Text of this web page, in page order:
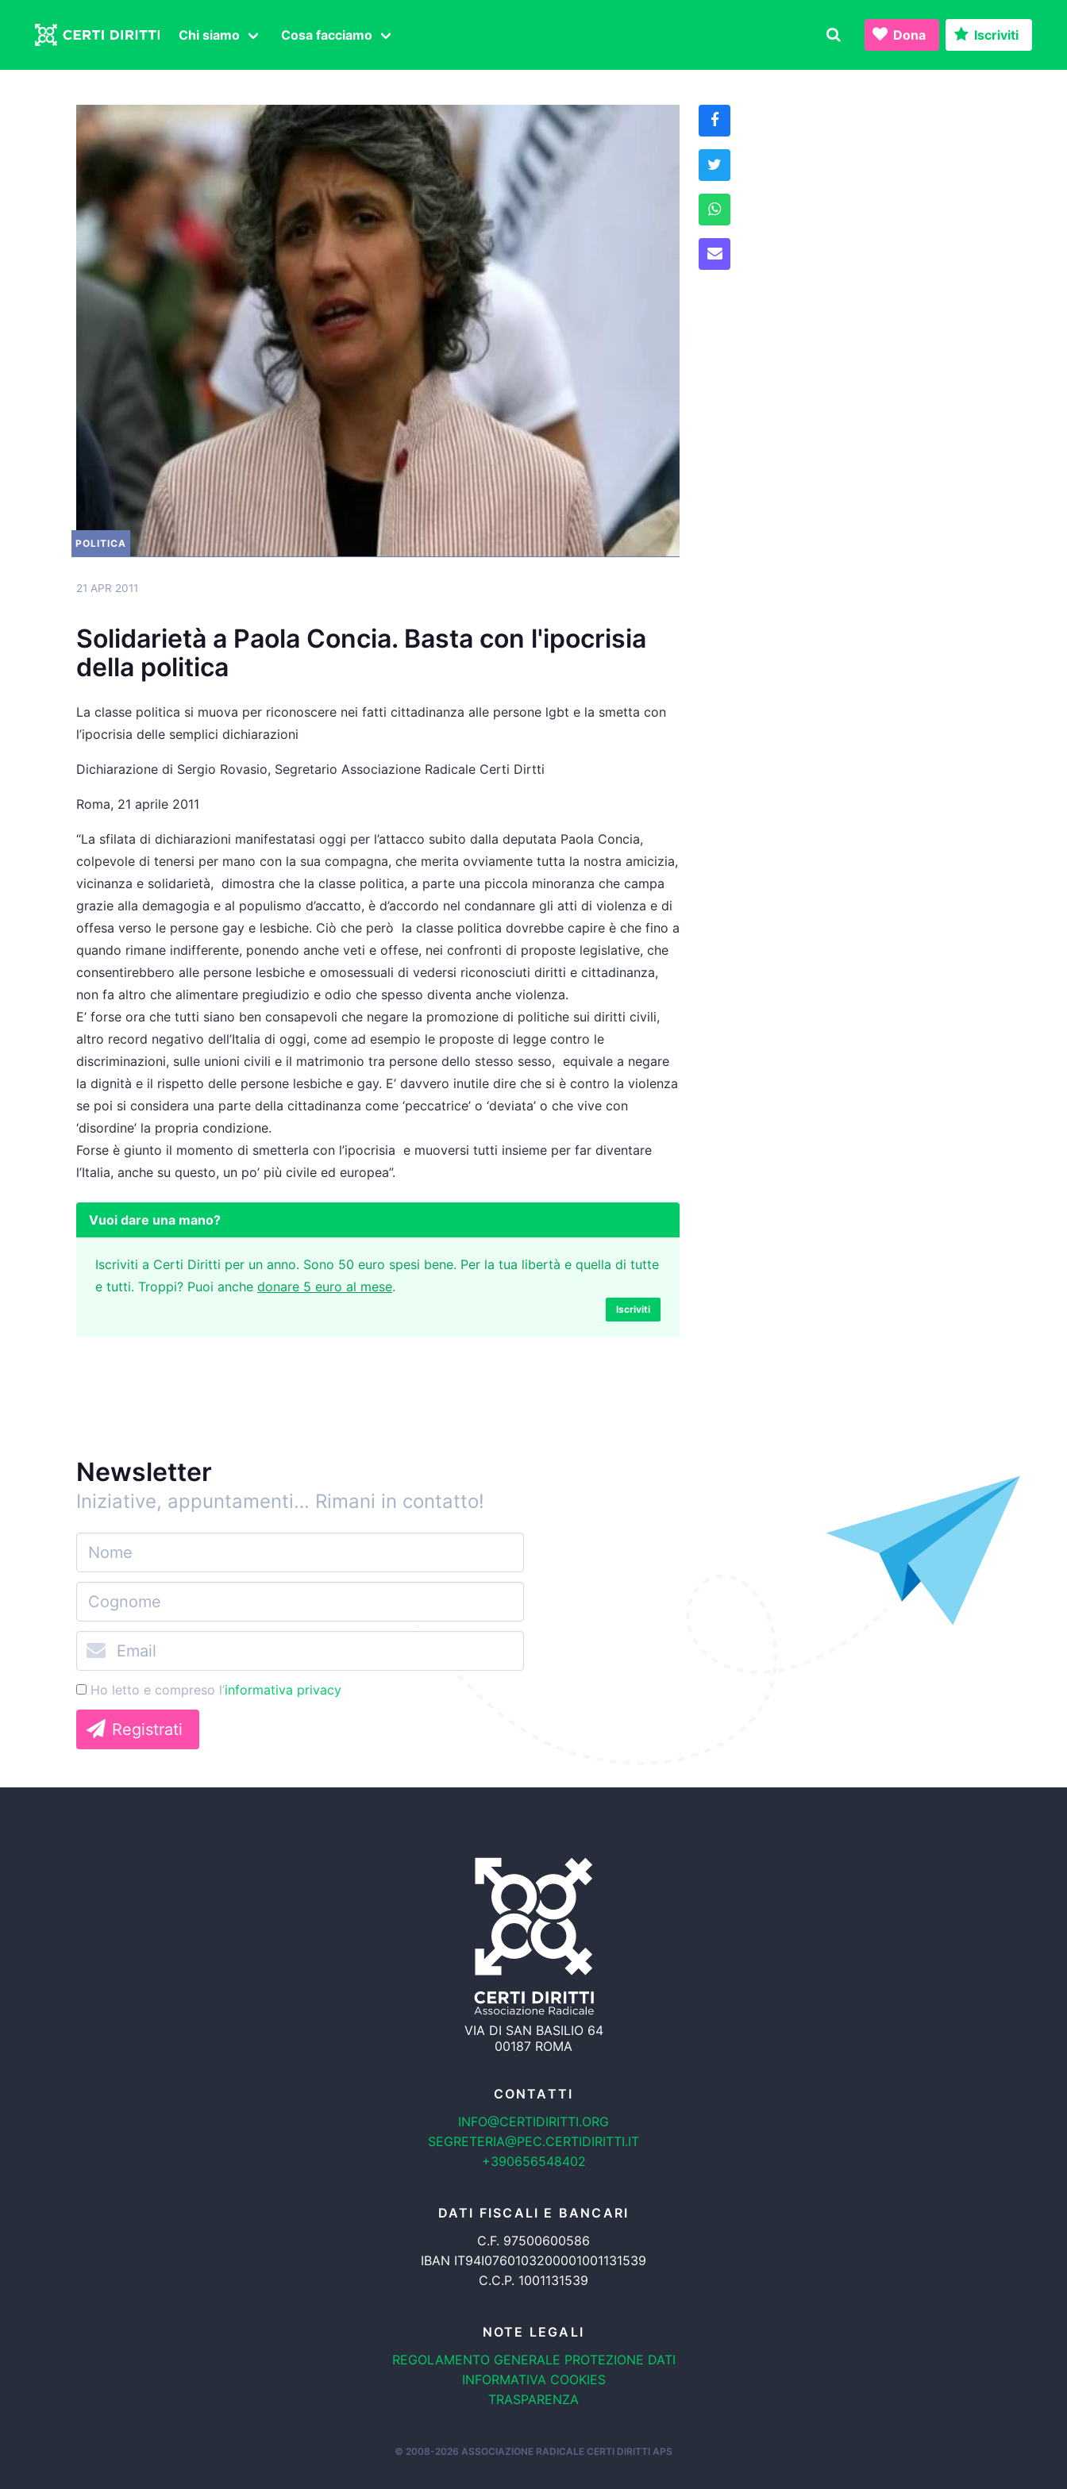
Chi siamo
Organi in carica
Congressi
Cosa facciamo
Transgender
Diritto di famiglia
Lavoro sessuale
Salute sessuale
Transnazionale
Politica
Fuor di Pagina
Dona Iscriviti
POLITICA
21 APR 2011
Solidarietà a Paola Concia. Basta con l'ipocrisia
della politica
La classe politica si muova per riconoscere nei fatti cittadinanza alle persone lgbt e la smetta con
l’ipocrisia delle semplici dichiarazioni
Dichiarazione di Sergio Rovasio, Segretario Associazione Radicale Certi Dirtti
Roma, 21 aprile 2011
“La sfilata di dichiarazioni manifestatasi oggi per l’attacco subito dalla deputata Paola Concia,
colpevole di tenersi per mano con la sua compagna, che merita ovviamente tutta la nostra amicizia,
vicinanza e solidarietà, dimostra che la classe politica, a parte una piccola minoranza che campa
grazie alla demagogia e al populismo d’accatto, è d’accordo nel condannare gli atti di violenza e di
offesa verso le persone gay e lesbiche. Ciò che però la classe politica dovrebbe capire è che fino a
quando rimane indifferente, ponendo anche veti e offese, nei confronti di proposte legislative, che
consentirebbero alle persone lesbiche e omosessuali di vedersi riconosciuti diritti e cittadinanza,
non fa altro che alimentare pregiudizio e odio che spesso diventa anche violenza.
E’ forse ora che tutti siano ben consapevoli che negare la promozione di politiche sui diritti civili,
altro record negativo dell’Italia di oggi, come ad esempio le proposte di legge contro le
discriminazioni, sulle unioni civili e il matrimonio tra persone dello stesso sesso, equivale a negare
la dignità e il rispetto delle persone lesbiche e gay. E’ davvero inutile dire che si è contro la violenza
se poi si considera una parte della cittadinanza come ‘peccatrice’ o ‘deviata’ o che vive con
‘disordine’ la propria condizione.
Forse è giunto il momento di smetterla con l’ipocrisia e muoversi tutti insieme per far diventare
l’Italia, anche su questo, un po’ più civile ed europea”.
Vuoi dare una mano?
Iscriviti a Certi Diritti per un anno. Sono 50 euro spesi bene. Per la tua libertà e quella di tutte
e tutti. Troppi? Puoi anche donare 5 euro al mese.
Iscriviti
Newsletter
Iniziative, appuntamenti… Rimani in contatto!
Ho letto e compreso l’informativa privacy
Registrati
VIA DI SAN BASILIO 64
00187 ROMA
CONTATTI
INFO@CERTIDIRITTI.ORG
SEGRETERIA@PEC.CERTIDIRITTI.IT
+390656548402
DATI FISCALI E BANCARI
C.F. 97500600586
IBAN IT94I0760103200001001131539
C.C.P. 1001131539
NOTE LEGALI
REGOLAMENTO GENERALE PROTEZIONE DATI
INFORMATIVA COOKIES
TRASPARENZA
© 2008-2026 ASSOCIAZIONE RADICALE CERTI DIRITTI APS